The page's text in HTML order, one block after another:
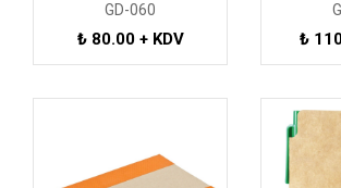
GD-060
₺ 80.00 + KDV ₺